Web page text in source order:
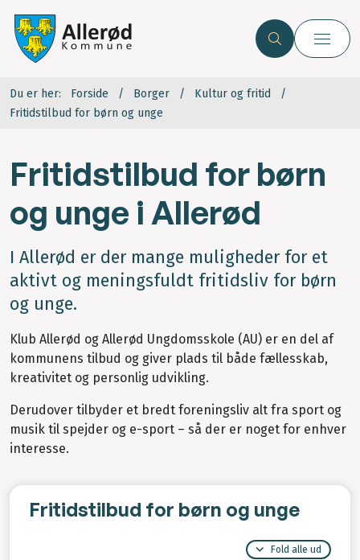
Du er her: Forside Borger
Kultur og fritid
Fritidstilbud for børn og unge
Fritidstilbud for børn
og unge i Allerød
I Allerød er der mange muligheder for et
aktivt og meningsfuldt fritidsliv for børn
og unge.
Klub Allerød og Allerød Ungdomsskole (AU) er en del af
kommunens tilbud og giver plads til både fællesskab,
kreativitet og personlig udvikling.
Derudover tilbyder et bredt foreningsliv alt fra sport og
musik til spejder og e-sport – så der er noget for enhver
interesse.
Fritidstilbud for børn og unge
Fold alle ud